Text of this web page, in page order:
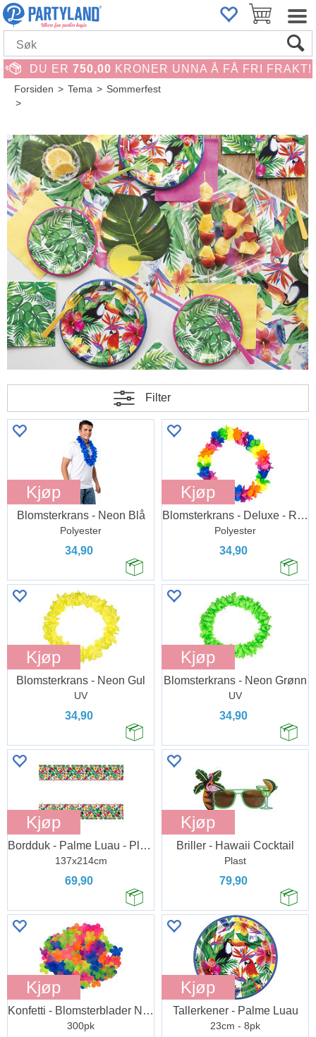
DU ER 750,00 KRONER UNNA Å FÅ FRI FRAKT!
Forsiden>Tema>Sommerfest
>
Filter
Kjøp
Blomsterkrans - Neon Blå
Polyester
34,90
Kjøp
Blomsterkrans - Deluxe - Regnbue
Polyester
34,90
Kjøp
Blomsterkrans - Neon Gul
UV
34,90
Kjøp
Blomsterkrans - Neon Grønn
UV
34,90
Kjøp
Bordduk - Palme Luau - Plast
137x214cm
69,90
Kjøp
Briller - Hawaii Cocktail
Plast
79,90
Kjøp
Konfetti - Blomsterblader Neon
300pk
Kjøp
Tallerkener - Palme Luau
23cm - 8pk